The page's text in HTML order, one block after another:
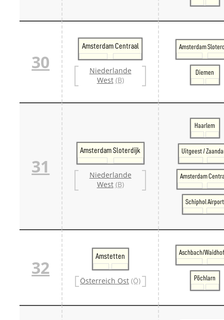
30
Amsterdam Centraal
Niederlande
West (B)
Amsterdam
Diemen
31
Amsterdam Sloterdijk
Niederlande
West (B)
Haarlem
Uitgeest /
Amsterdam
Schiphol Airport
32
Amstetten
Österreich Ost (Ö)
Aschbach/
Pöchlarn